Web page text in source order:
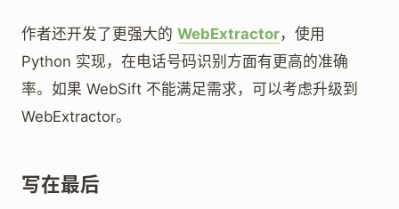
作者还开发了更强大的 WebExtractor，使用
Python 实现，在电话号码识别方面有更高的准确
率。如果 WebSift 不能满足需求，可以考虑升级到
WebExtractor。
写在最后